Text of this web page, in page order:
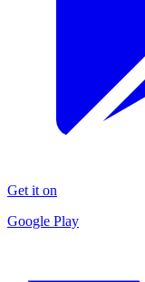
Get it on
Google Play